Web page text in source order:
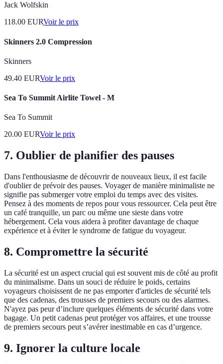
Jack Wolfskin
118.00 EURVoir le prix
Skinners 2.0 Compression
Skinners
49.40 EURVoir le prix
Sea To Summit Airlite Towel - M
Sea To Summit
20.00 EURVoir le prix
7. Oublier de planifier des pauses
Dans l'enthousiasme de découvrir de nouveaux lieux, il est facile
d'oublier de prévoir des pauses. Voyager de manière minimaliste ne
signifie pas submerger votre emploi du temps avec des visites.
Pensez à des moments de repos pour vous ressourcer. Cela peut être
un café tranquille, un parc ou même une sieste dans votre
hébergement. Cela vous aidera à profiter davantage de chaque
expérience et à éviter le syndrome de fatigue du voyageur.
8. Compromettre la sécurité
La sécurité est un aspect crucial qui est souvent mis de côté au profit
du minimalisme. Dans un souci de réduire le poids, certains
voyageurs choisissent de ne pas emporter d'articles de sécurité tels
que des cadenas, des trousses de premiers secours ou des alarmes.
N'ayez pas peur d’inclure quelques éléments de sécurité dans votre
bagage. Un petit cadenas peut protéger vos affaires, et une trousse
de premiers secours peut s’avérer inestimable en cas d’urgence.
9. Ignorer la culture locale